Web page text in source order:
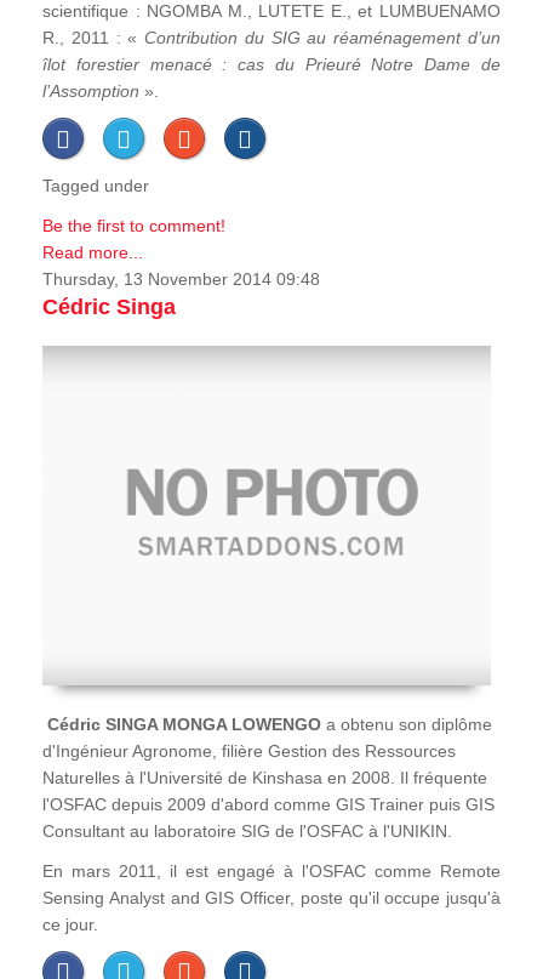
scientifique : NGOMBA M., LUTETE E., et LUMBUENAMO
R., 2011 : «Contribution du SIG au réaménagement d’un
îlot forestier menacé : cas du Prieuré Notre Dame de
l’Assomption ».
Tagged under
Be the first to comment!
Read more...
Thursday, 13 November 2014 09:48
Cédric Singa
Cédric SINGA MONGA LOWENGO a obtenu son diplôme
d'Ingénieur Agronome, filière Gestion des Ressources
Naturelles à l'Université de Kinshasa en 2008. Il fréquente
l'OSFAC depuis 2009 d'abord comme GIS Trainer puis GIS
Consultant au laboratoire SIG de l'OSFAC à l'UNIKIN.
En mars 2011, il est engagé à l'OSFAC comme Remote
Sensing Analyst and GIS Officer, poste qu'il occupe jusqu'à
ce jour.